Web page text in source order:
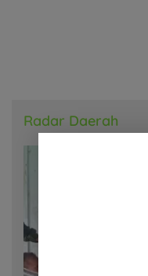
Radar Daerah